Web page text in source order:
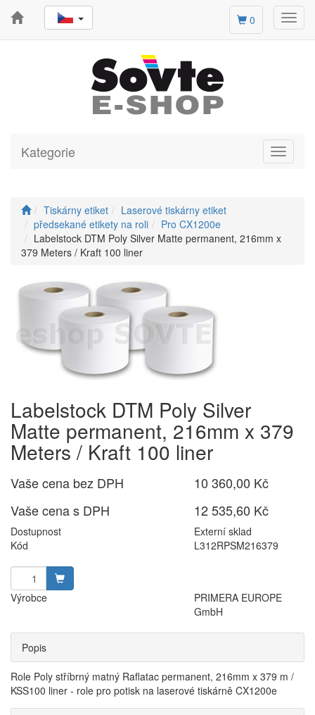
0
Toggle
Kategorie
Tiskárny etiket
Laserové tiskárny etiket
předsekané etikety na roli
Pro CX1200e
Labelstock DTM Poly Silver Matte permanent, 216mm x
379 Meters / Kraft 100 liner
Labelstock DTM Poly Silver
Matte permanent, 216mm x 379
Meters / Kraft 100 liner
Vaše cena bez DPH
10 360,00 Kč
Vaše cena s DPH
12 535,60 Kč
Dostupnost
Externí sklad
Kód
L312RPSM216379
Výrobce
PRIMERA EUROPE
GmbH
Popis
Role Poly stříbrný matný Raflatac permanent, 216mm x 379 m /
KSS100 liner - role pro potisk na laserové tiskárně CX1200e